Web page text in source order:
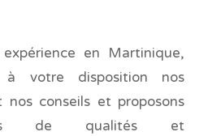
en Martinique,
à votre disposition nos
nos conseils et proposons
de qualités et